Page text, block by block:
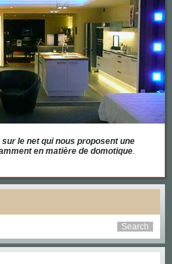
le net qui nous proposent une
en matière de domotique.